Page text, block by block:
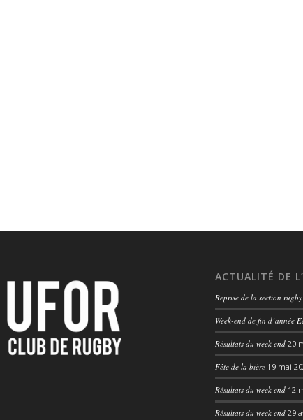
ACTUALITÉ DE
Reprise de la section
Week-end de fin d’année
Résultats du week end 20
Fête de la bière 19 mai
Résultats du week end 12
Résultats du week end 29